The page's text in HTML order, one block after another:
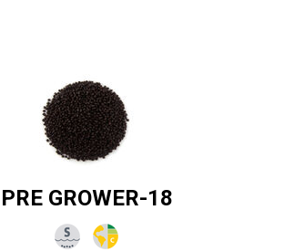
PRE GROWER-18